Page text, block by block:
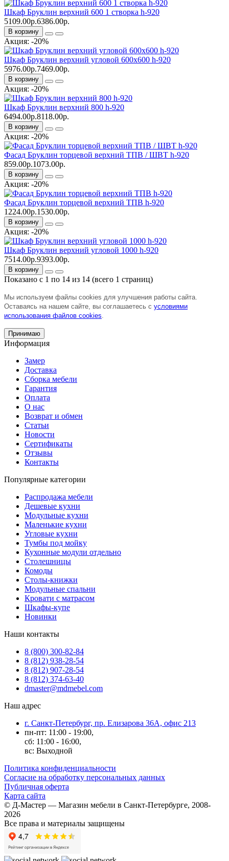
Шкаф Бруклин верхний 600 1 створка h-920
5109.00р.6386.00р.
В корзину
Акция: -20%
Шкаф Бруклин верхний угловой 600х600 h-920
5976.00р.7469.00р.
В корзину
Акция: -20%
Шкаф Бруклин верхний 800 h-920
6494.00р.8118.00р.
В корзину
Акция: -20%
Фасад Бруклин торцевой верхний ТПВ / ШВТ h-920
859.00р.1073.00р.
В корзину
Акция: -20%
Фасад Бруклин торцевой верхний ТПВ h-920
1224.00р.1530.00р.
В корзину
Акция: -20%
Шкаф Бруклин верхний угловой 1000 h-920
7514.00р.9393.00р.
В корзину
Показано с 1 по 14 из 14 (всего 1 страниц)
Мы используем файлы cookies для улучшения работы сайта.
Оставаясь на нашем сайте, вы соглашаетесь с условиями
использования файлов cookies
Принимаю
Информация
Замер
Доставка
Сборка мебели
Гарантия
Оплата
О нас
Возврат и обмен
Статьи
Новости
Сертификаты
Отзывы
Контакты
Популярные категории
Распродажа мебели
Дешевые кухни
Модульные кухни
Маленькие кухни
Угловые кухни
Тумбы под мойку
Кухонные модули отдельно
Столешницы
Комоды
Столы-книжки
Модульные спальни
Кровати с матрасом
Шкафы-купе
Новинки
Наши контакты
8 (800) 300-82-84
8 (812) 938-28-54
8 (812) 907-28-54
8 (812) 374-63-40
dmaster@mdmebel.com
Наш адрес
г. Санкт-Петербург, пр. Елизарова 36А, офис 213
пн-пт: 11:00 - 19:00,
сб: 11:00 - 16:00,
вс: Выходной
Политика конфиденциальности
Согласие на обработку персональных данных
Публичная оферта
Карта сайта
© Д-Мастер — Магазин мебели в Санкт-Петербурге, 2008-
2026
Все права и материалы защищены